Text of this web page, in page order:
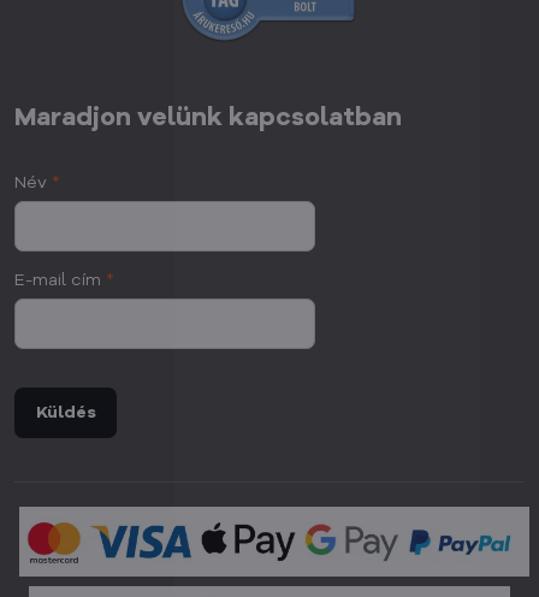
Maradjon velünk kapcsolatban
Név *
E-mail cím *
Küldés